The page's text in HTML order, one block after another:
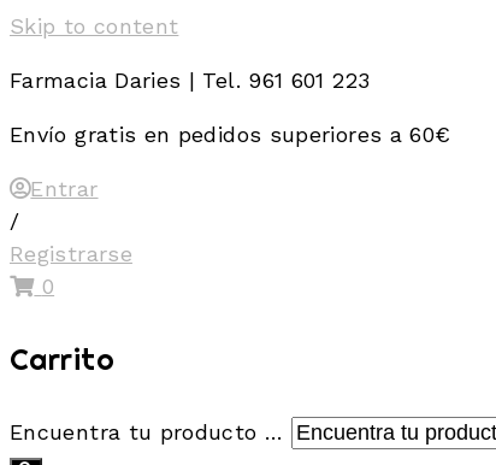
Skip to content
Farmacia Daries | Tel. 961 601 223
Envío gratis en pedidos superiores a 60€
Entrar
/
Registrarse
0
Carrito
Encuentra tu producto …